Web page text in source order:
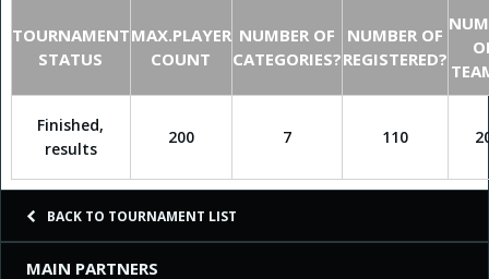
TOURNAMENT
STATUS
MAX.PLAYER
COUNT
NUMBER OF
CATEGORIES?
NUMBER OF
REGISTERED?
Finished,
results
200 7 110
BACK TO TOURNAMENT LIST
MAIN PARTNERS